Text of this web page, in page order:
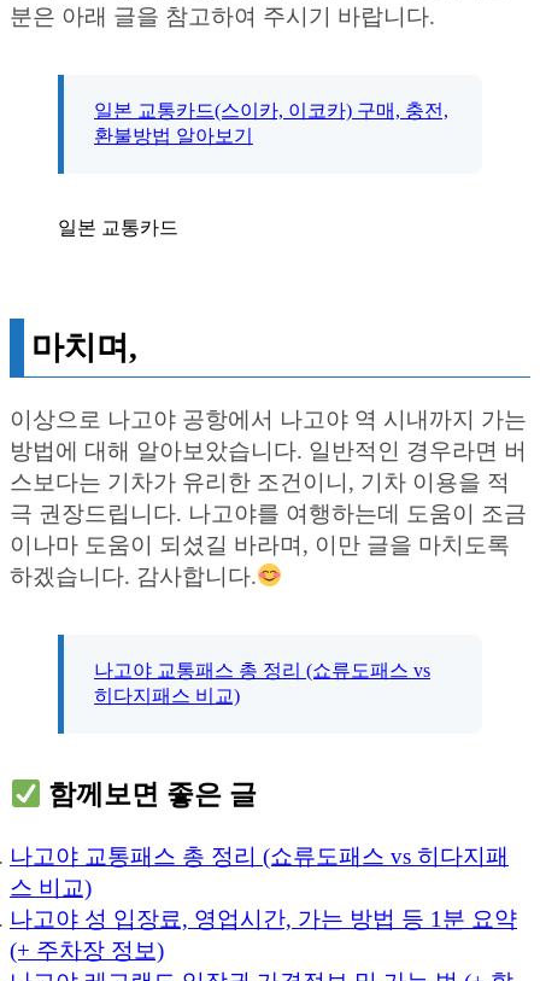
분은 아래 글을 참고하여 주시기 바랍니다.
일본 교통카드(스이카, 이코카) 구매, 충전,
환불방법 알아보기
일본 교통카드
마치며,
이상으로 나고야 공항에서 나고야 역 시내까지 가는
방법에 대해 알아보았습니다. 일반적인 경우라면 버
스보다는 기차가 유리한 조건이니, 기차 이용을 적
극 권장드립니다. 나고야를 여행하는데 도움이 조금
이나마 도움이 되셨길 바라며, 이만 글을 마치도록
하겠습니다. 감사합니다.
나고야 교통패스 총 정리 (쇼류도패스 vs
히다지패스 비교)
함께보면 좋은 글
나고야 교통패스 총 정리 (쇼류도패스 vs 히다지패
스 비교)
나고야 성 입장료, 영업시간, 가는 방법 등 1분 요약
(+ 주차장 정보)